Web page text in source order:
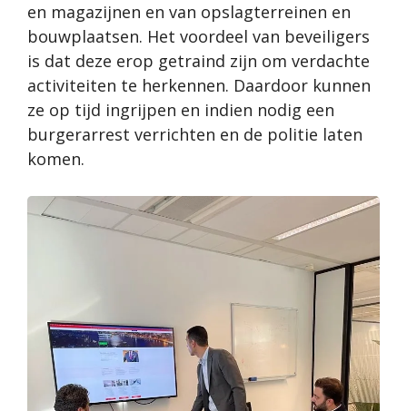
en magazijnen en van opslagterreinen en
bouwplaatsen. Het voordeel van beveiligers
is dat deze erop getraind zijn om verdachte
activiteiten te herkennen. Daardoor kunnen
ze op tijd ingrijpen en indien nodig een
burgerarrest verrichten en de politie laten
komen.